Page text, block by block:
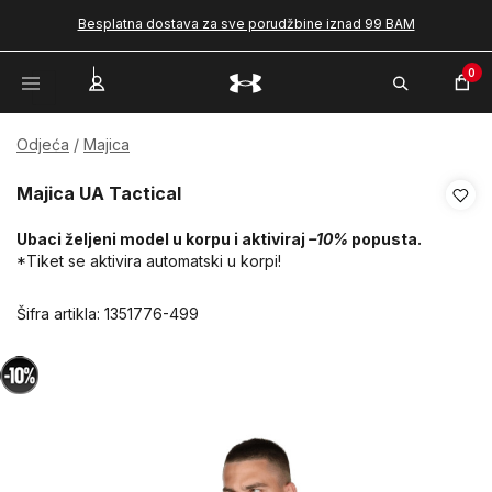
Besplatna dostava za sve porudžbine iznad 99 BAM
0
Odjeća Majica
Majica UA Tactical
Ubaci željeni model u korpu i aktiviraj –10% popusta.
*Tiket se aktivira automatski u korpi!
Šifra artikla: 1351776-499